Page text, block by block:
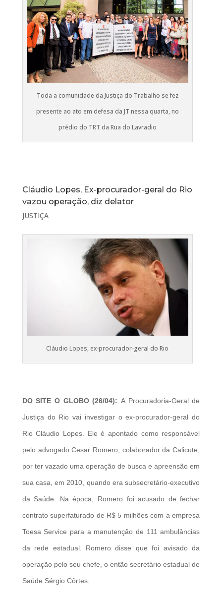
Toda a comunidade da Justiça do Trabalho se fez
presente ao ato em defesa da JT nessa quarta, no
prédio do TRT da Rua do Lavradio
Cláudio Lopes, Ex-procurador-geral do Rio
vazou operação, diz delator
JUSTIÇA
Cláudio Lopes, ex-procurador-geral do Rio
DO SITE O GLOBO (26/04): A Procuradoria-Geral de
Justiça do Rio vai investigar o ex-procurador-geral do
Rio Cláudio Lopes. Ele é apontado como responsável
pelo advogado Cesar Romero, colaborador da Calicute,
por ter vazado uma operação de busca e apreensão em
sua casa, em 2010, quando era subsecretário-executivo
da Saúde. Na época, Romero foi acusado de fechar
contrato superfaturado de R$ 5 milhões com a empresa
Toesa Service para a manutenção de 111 ambulâncias
da rede estadual. Romero disse que foi avisado da
operação pelo seu chefe, o então secretário estadual de
Saúde Sérgio Côrtes.